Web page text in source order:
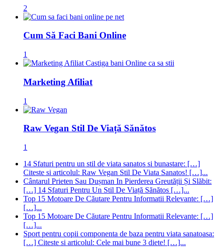
2
Cum Să Faci Bani Online
1
Marketing Afiliat
1
Raw Vegan Stil De Viață Sănătos
1
14 Sfaturi pentru un stil de viata sanatos si bunastare: […]
Citeste si articolul: Raw Vegan Stil De Viata Sanatos! […]...
Cântarul Prieten Sau Dușman In Pierderea Greutății Și Slăbit:
[…] 14 Sfaturi Pentru Un Stil De Viață Sănătos […]...
Top 15 Motoare De Căutare Pentru Informatii Relevante: […]
[…]...
Top 15 Motoare De Căutare Pentru Informatii Relevante: […]
[…]...
Sport pentru copii componenta de baza pentru viata sanatoasa:
[…] Citeste si articolul: Cele mai bune 3 diete! […]...